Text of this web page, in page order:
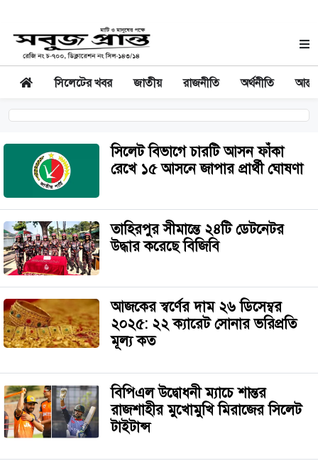
সিলেটের খবর জাতীয় রাজনীতি অর্থনীতি
সিলেট বিভাগে চারটি আসন ফাঁকা
রেখে ১৫ আসনে জাপার প্রার্থী ঘোষণা
তাহিরপুর সীমান্তে ২৪টি ডেটনেটর
উদ্ধার করেছে বিজিবি
আজকের স্বর্ণের দাম ২৬ ডিসেম্বর
২০২৫: ২২ ক্যারেট সোনার ভরিপ্রতি
মূল্য কত
বিপিএল উদ্বোধনী ম্যাচে শান্তর
রাজশাহীর মুখোমুখি মিরাজের সিলেট
টাইটান্স